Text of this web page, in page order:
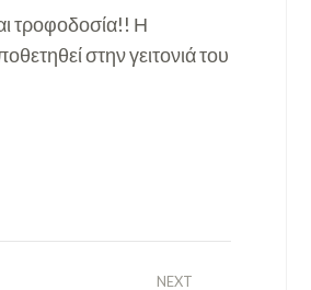
τροφοδοσία!! Η
στην γειτονιά του
NEXT